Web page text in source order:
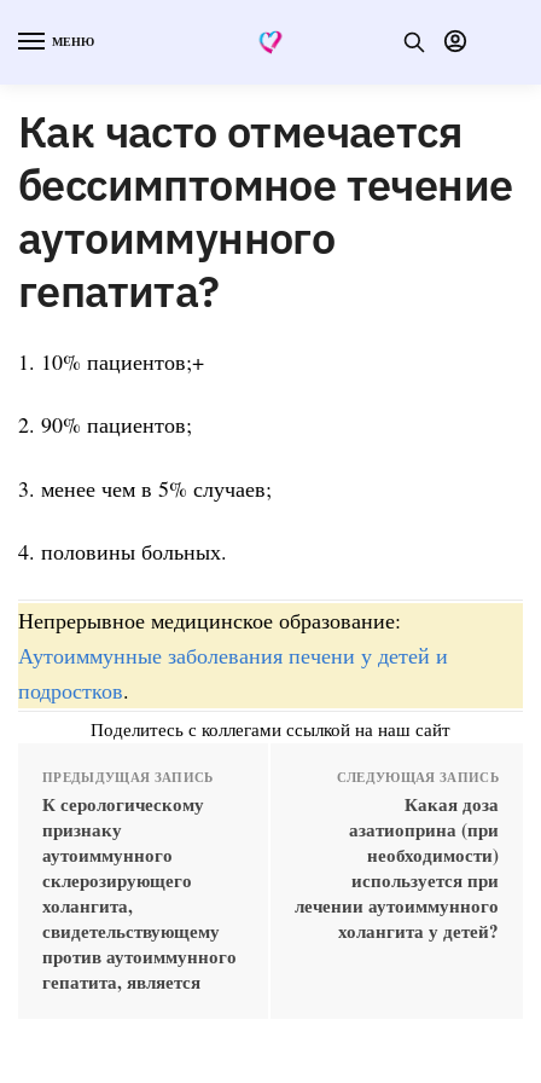
МЕНЮ
Как часто отмечается
бессимптомное течение
аутоиммунного
гепатита?
1. 10% пациентов;+
2. 90% пациентов;
3. менее чем в 5% случаев;
4. половины больных.
Непрерывное медицинское образование:
Аутоиммунные заболевания печени у детей и
подростков.
Поделитесь с коллегами ссылкой на наш сайт
ПРЕДЫДУЩАЯ ЗАПИСЬ
К серологическому
признаку
аутоиммунного
склерозирующего
холангита,
свидетельствующему
против аутоиммунного
гепатита, является
СЛЕДУЮЩАЯ ЗАПИСЬ
Какая доза
азатиоприна (при
необходимости)
используется при
лечении аутоиммунного
холангита у детей?